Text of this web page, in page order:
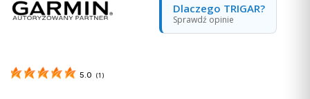
Dlaczego TRIGAR?
Sprawdź opinie
5.0 (1 )